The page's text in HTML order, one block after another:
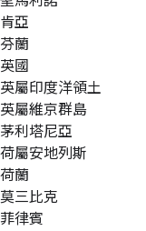
肯亞
芬蘭
英國
英屬印度洋領土
英屬維京群島
茅利塔尼亞
荷屬安地列斯
荷蘭
莫三比克
菲律賓